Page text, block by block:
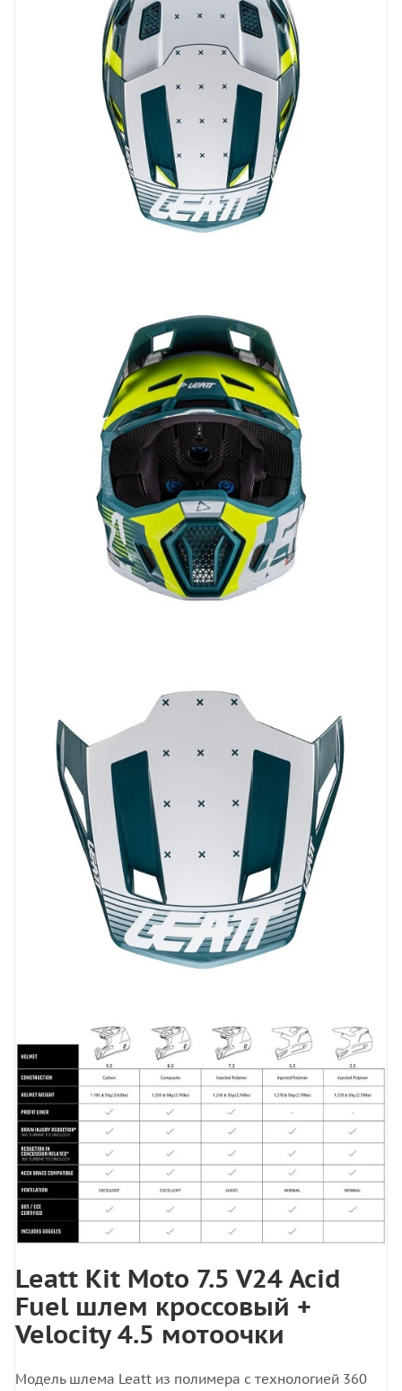
Leatt Kit Moto 7.5 V24 Acid
Fuel шлем кроссовый +
Velocity 4.5 мотоочки
Модель шлема Leatt из полимера с технологией 360